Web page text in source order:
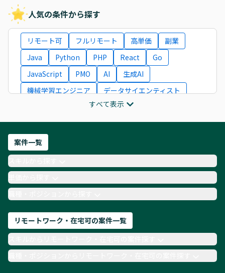
人気の条件から探す
リモート可 フルリモート 高単価
副業
Java
Python PHP React
Go
JavaScript
PMO AI
生成AI
機械学習エンジニア
データサイエンティスト
ITコンサルタント
フロントエンドエンジニア
ネットワークエンジニア
AIエンジニア
Webデザイナー
月収100万円 業務委託
COBOL
Ruby
TypeScript
Laravel AWS
すべて表示
案件一覧
単価から探す
職種・ポジションから探す
リモートワーク・在宅可の案件一覧
職種・ポジションからリモートワーク・在宅可の案件探す